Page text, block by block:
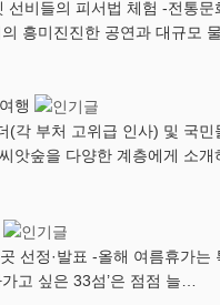
비들의 피서법 체험 -전통
흥미진진한 공연과 대규모
행
(각 부처 고위급 인사) 및 국
앗숲을 다양한 계층에게 소개
선정·발표 -올해 여름휴가
고 싶은 33섬’은 점점 늘…